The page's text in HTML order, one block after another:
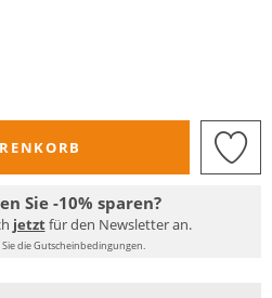
Sie -10% sparen?
jetztfür den Newsletter an.
Sie die Gutscheinbedingungen.